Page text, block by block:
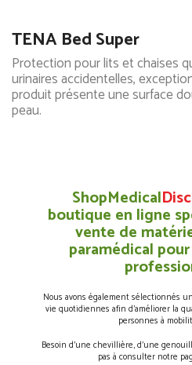
TENA Bed Super
Protection pour lits et chaises
urinaires accidentelles,
produit présente une surface
peau.
ShopMedical
boutique en ligne
vente de
paramédical
Nous avons également sélectionnés
vie quotidiennes afin d’améliorer la
personnes à
Besoin d’une chevillière, d’une
pas à consulter notre